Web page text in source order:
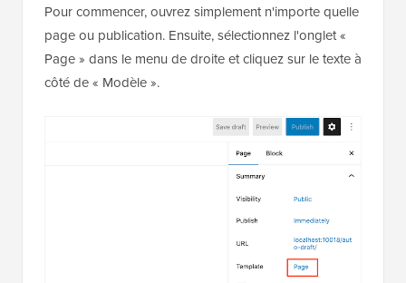
Pour commencer, ouvrez simplement n'importe quelle
page ou publication. Ensuite, sélectionnez l'onglet «
Page » dans le menu de droite et cliquez sur le texte à
côté de « Modèle ».